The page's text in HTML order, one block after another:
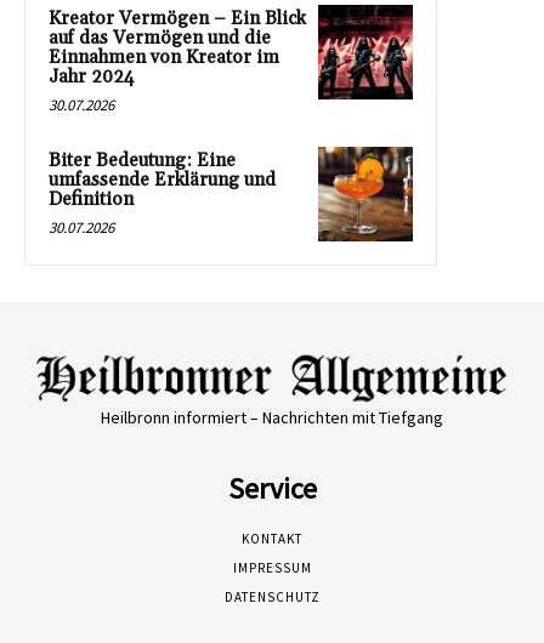
Kreator Vermögen – Ein Blick
auf das Vermögen und die
Einnahmen von Kreator im
Jahr 2024
30.07.2026
Biter Bedeutung: Eine
umfassende Erklärung und
Definition
30.07.2026
Heilbronn informiert – Nachrichten mit Tiefgang
Service
KONTAKT
IMPRESSUM
DATENSCHUTZ